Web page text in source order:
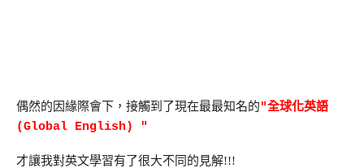
偶然的因緣際會下，接觸到了現在最最知名的"全球化英語
(Global English) "
才讓我對英文學習有了很大不同的見解!!!